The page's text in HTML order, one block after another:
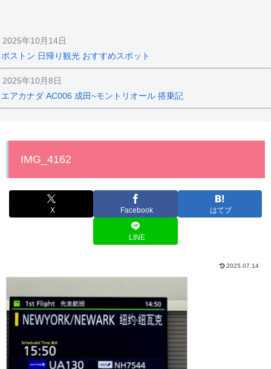
2025年10月14日
ボストン 日帰り観光 おすすめスポット
2025年10月8日
エアカナダ AC006 成田~モントリオール 搭乗記
IMG_4162
X Facebook はてブ
LINE
2025.07.14